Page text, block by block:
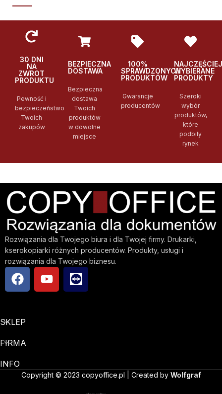
30 DNI
NA
ZWROT
PRODUKTU
Pewność i
bezpieczeństwo
Twoich
zakupów
BEZPIECZNA
DOSTAWA
Bezpieczna
dostawa
Twoich
produktów
w dowolne
miejsce
100%
SPRAWDZONYCH
PRODUKTÓW
Gwarancje
producentów
NAJCZĘŚCIEJ
WYBIERANE
PRODUKTY
Szeroki
wybór
produktów,
które
podbiły
rynek
Rozwiązania dla Twojego biura i dla Twojej firmy. Drukarki,
kserokopiarki różnych producentów. Produkty, usługi i
rozwiązania dla Twojego biznesu.
SKLEP
FIRMA
INFO
Copyright © 2023 copyoffice.pl | Created by Wolfgraf